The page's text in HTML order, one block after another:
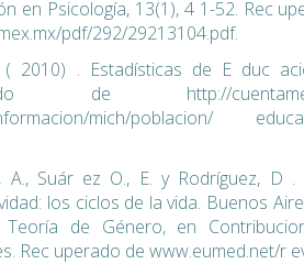
en Psicología, 13(1), 4 1-52. Rec
pdf/292/29213104.pdf.
( 2010) . Estadísticas de E duc
de http://
mich/poblacion/
A., Suár ez O., E. y Rodríguez, D
los ciclos de la vida. Buenos
Teoría de Género, en
Rec uperado de www.eumed.net/r